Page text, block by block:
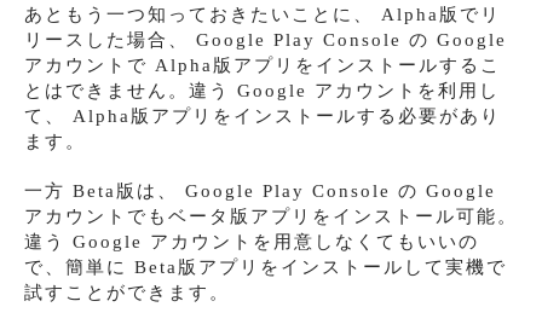
あともう一つ知っておきたいことに、 Alpha版でリ
リースした場合、 Google Play Console の Google
アカウントで Alpha版アプリをインストールするこ
とはできません。違う Google アカウントを利用し
て、 Alpha版アプリをインストールする必要があり
ます。
一方 Beta版は、 Google Play Console の Google
アカウントでもベータ版アプリをインストール可能。
違う Google アカウントを用意しなくてもいいの
で、簡単に Beta版アプリをインストールして実機で
試すことができます。